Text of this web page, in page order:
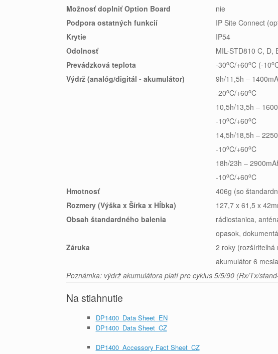
Možnosť doplniť Option Board
nie
Podpora ostatných funkcií
IP Site Connect
Krytie
IP54
Odolnosť
MIL-STD810 C, D,
Prevádzková teplota
-30oC/+60oC (-10o
Výdrž (analóg/digitál - akumulátor)
9h/11,5h –
-20oC/+60oC
10,5h/13,5h –
-10oC/+60oC
14,5h/18,5h –
-10oC/+60oC
18h/23h –
-10oC/+60oC
Hmotnosť
406g (so
Rozmery (Výška x Šírka x Hĺbka)
127,7 x 61,5 x
Obsah štandardného balenia
rádiostanica,
opasok,
Záruka
2 roky (rozšíriteľná
akumulátor 6
Poznámka: výdrž akumulátora platí pre cyklus 5/5/90 (Rx/Tx/
Na stiahnutie
DP1400_Data Sheet_EN
DP1400_Data Sheet_CZ
DP1400_Accessory Fact Sheet_CZ